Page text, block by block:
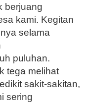
berjuang
kami. Kegitan
selama
puluhan.
tega melihat
sakit-sakitan,
sering